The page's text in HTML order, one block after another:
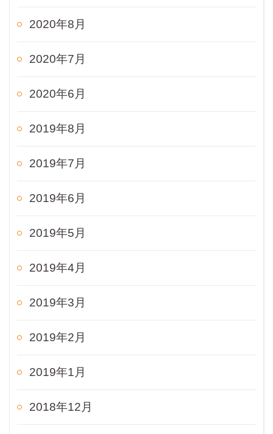
2020年8月
2020年7月
2020年6月
2019年8月
2019年7月
2019年6月
2019年5月
2019年4月
2019年3月
2019年2月
2019年1月
2018年12月